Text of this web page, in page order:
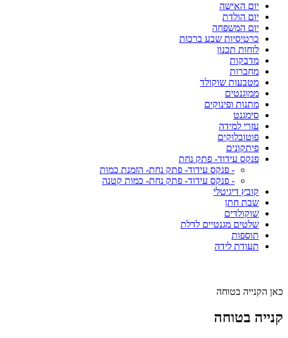
יום האישה
יום הולדת
יום המשפחה
כרטיסיות שבע ברכות
לוחות תכנון
מדבקות
מחברות
מטבעות שוקולד
ממוגנטים
מתנות ופינוקים
סימגנט
עזרי למידה
פוטובלוקים
פיתקונים
פנקס עידוד- פתק נחת
- פנקס עידוד- פתק נחת- הזמנת כמות
- פנקס עידוד- פתק נחת- כמות קטנה
קובץ דיגיטלי
שבת חתן
שוקולדים
שלטים מגנטיים לדלת
תוספות
תעודת לידה
כאן הקנייה בטוחה
קנייה בטוחה